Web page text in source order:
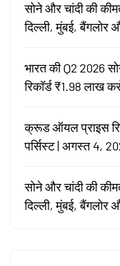
सोने और चांदी की
दिल्ली, मुंबई, बैंगलोर
भारत की Q2 2026
रिकॉर्ड ₹1.98 लाख
क्रूड ऑयल प्राइस
पर्सिस्ट | अगस्त 4,
सोने और चांदी की
दिल्ली, मुंबई, बैंगलोर